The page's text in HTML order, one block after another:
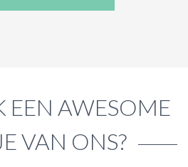
EEN AWESOME
VAN ONS?